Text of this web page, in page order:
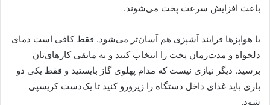
باعث افزایش سرعت پخت می‌شوند.
با هواپزها فرایند آشپزی هم آسان‌تر می‌شود. فقط کافی است دمای
دلخواه و مدت‌زمان پخت را انتخاب کنید و به مابقی کارهای‌تان
برسید. دیگر نیازی نیست که مدام پهلوی گاز بایستید و فقط یکی دو
باری باید غذای داخل دستگاه را زیرورو کنید تا یک‌دست کریسپی
شود.